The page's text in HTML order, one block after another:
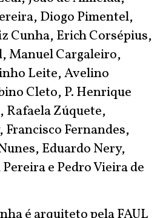
Diogo Pimentel,
Cunha, Erich Corsépius,
Manuel Cargaleiro,
Leite, Avelino
Cleto, P. Henrique
Rafaela Zúquete,
Francisco Fernandes,
Eduardo Nery,
e Pedro Vieira de